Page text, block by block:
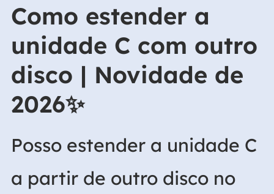
Como estender a
unidade C com outro
disco | Novidade de
2026✨
Posso estender a unidade C
a partir de outro disco no